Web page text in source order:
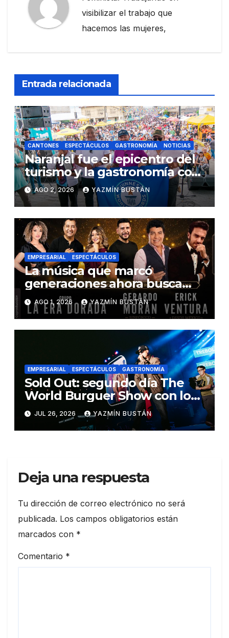
visibilizar el trabajo que
hacemos las mujeres,
Entrada relacionada
CANTONES ESPECTÁCULOS GASTRONOMÍA NOTICIAS
Naranjal fue el epicentro del
turismo y la gastronomía con
el Festival del Cangrejo Rojo
2026
AGO 2, 2026 YAZMÍN BUSTÁN
EMPRESARIAL ESPECTÁCULOS
La música que marcó
generaciones ahora busca
cambiar vidas: «La Era
Dorada» llega al Teatro
Nacional Sucre a beneficio de
la Fundación Jonathan
AGO 1, 2026 YAZMÍN BUSTÁN
EMPRESARIAL ESPECTÁCULOS GASTRONOMÍA
Sold Out: segundo día The
World Burguer Show con los
conciertos de talla mundial
JUL 26, 2026 YAZMÍN BUSTÁN
Deja una respuesta
Tu dirección de correo electrónico no será
publicada. Los campos obligatorios están
marcados con *
Comentario *